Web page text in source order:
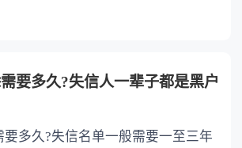
要多久?失信人一辈子都是黑户
要多久?失信名单一般需要一至三年